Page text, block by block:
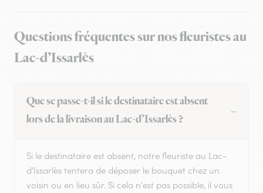
Questions fréquentes sur nos fleuristes au
Lac-d’Issarlès
Que se passe-t-il si le destinataire est absent
lors de la livraison au Lac-d’Issarlès ?
Si le destinataire est absent, notre fleuriste au Lac-
d’Issarlès tentera de déposer le bouquet chez un
voisin ou en lieu sûr. Si cela n'est pas possible, il vous